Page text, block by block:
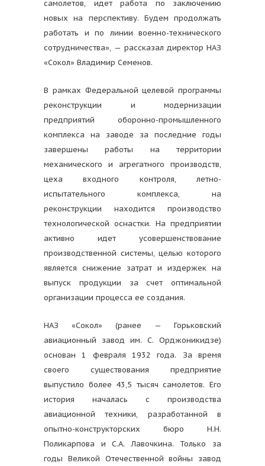
самолетов, идет работа по заключению
новых на перспективу. Будем продолжать
работать и по линии военно-технического
сотрудничества», — рассказал директор НАЗ
«Сокол» Владимир Семенов.
В рамках Федеральной целевой программы
реконструкции и модернизации
предприятий оборонно-промышленного
комплекса на заводе за последние годы
завершены работы на территории
механического и агрегатного производств,
цеха входного контроля, летно-
испытательного комплекса, на
реконструкции находится производство
технологической оснастки. На предприятии
активно идет усовершенствование
производственной системы, целью которого
является снижение затрат и издержек на
выпуск продукции за счет оптимальной
организации процесса ее создания.
НАЗ «Сокол» (ранее — Горьковский
авиационный завод им. С. Орджоникидзе)
основан 1 февраля 1932 года. За время
своего существования предприятие
выпустило более 43,5 тысяч самолетов. Его
история началась с производства
авиационной техники, разработанной в
опытно-конструкторских бюро Н.Н.
Поликарпова и С.А. Лавочкина. Только за
годы Великой Отечественной войны завод